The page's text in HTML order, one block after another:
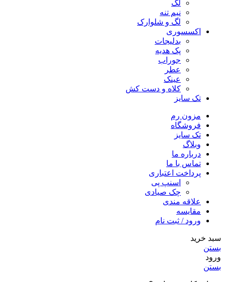
لگ
نیم تنه
لگ و شلوارک
اکسسوری
بدلیجات
پک هدیه
جوراب
عطر
عینک
کلاه و دست کش
تک سایز
مزون رم
فروشگاه
تک سایز
وبلاگ
درباره ما
تماس با ما
پرداخت اعتباری
اسنپ پی
چک صیادی
علاقه مندی
مقايسه
ورود / ثبت نام
سبد خرید
بستن
ورود
بستن